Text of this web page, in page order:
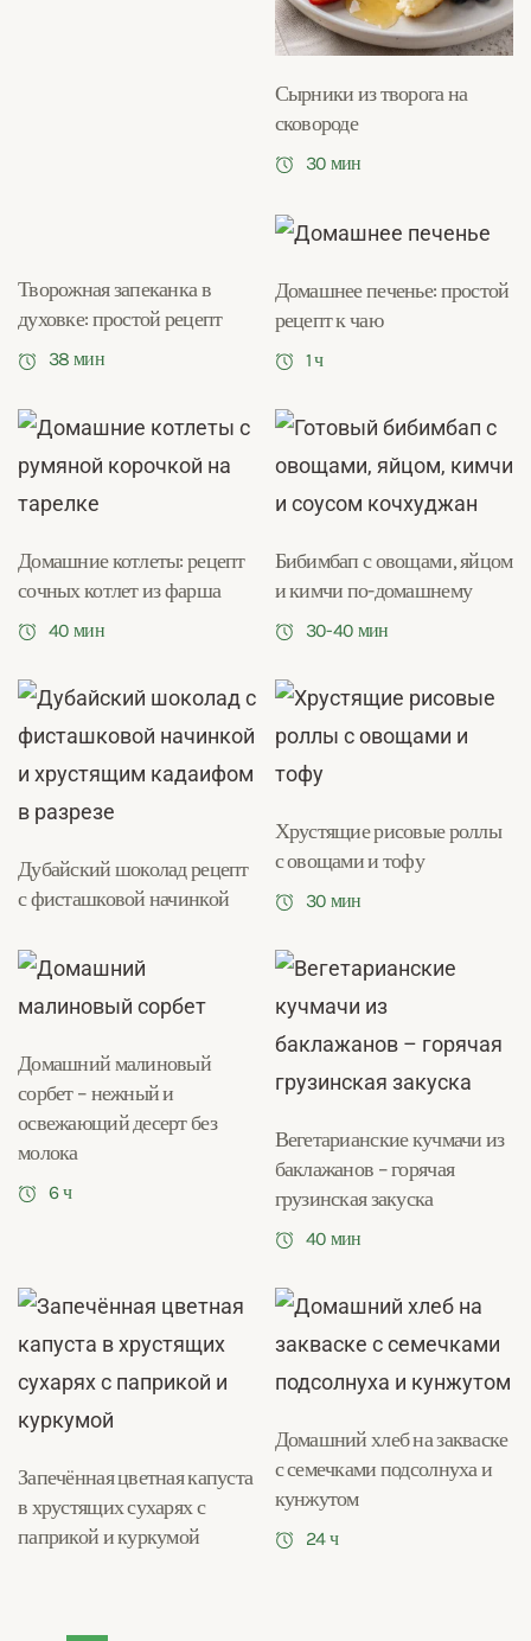
Сырники из творога на
сковороде
30 мин
Творожная запеканка в
духовке: простой рецепт
38 мин
Домашнее печенье: простой
рецепт к чаю
1 ч
Домашние котлеты: рецепт
сочных котлет из фарша
40 мин
Бибимбап с овощами, яйцом
и кимчи по-домашнему
30-40 мин
Дубайский шоколад рецепт
с фисташковой начинкой
Хрустящие рисовые роллы
с овощами и тофу
30 мин
Домашний малиновый
сорбет – нежный и
освежающий десерт без
молока
6 ч
Вегетарианские кучмачи из
баклажанов – горячая
грузинская закуска
40 мин
Запечённая цветная капуста
в хрустящих сухарях с
паприкой и куркумой
Домашний хлеб на закваске
с семечками подсолнуха и
кунжутом
24 ч